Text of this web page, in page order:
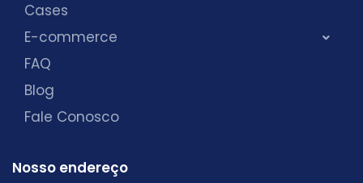
Cases
E-commerce
FAQ
Blog
Fale Conosco
Nosso endereço